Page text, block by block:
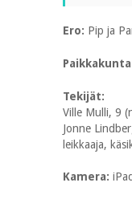
Ero: Pip ja
Tekijät:
Ville Mulli, 9
Jonne
leikkaaja,
Kamera: iPad